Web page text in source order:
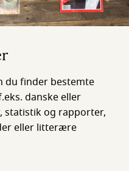
du finder bestemte
danske eller
statistik og rapporter,
eller litterære